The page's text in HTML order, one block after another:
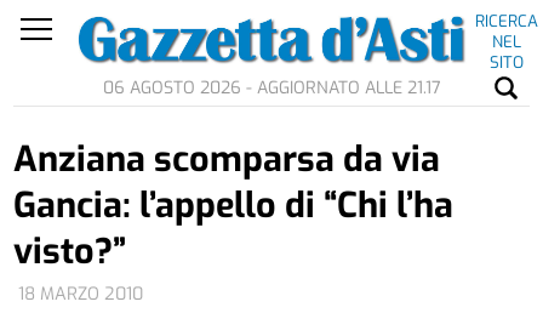
RICERCA
NEL
SITO
06 AGOSTO 2026 - AGGIORNATO ALLE 21.17
18 MARZO 2010
Anziana scomparsa da via
Gancia: l’appello di “Chi l’ha
visto?”